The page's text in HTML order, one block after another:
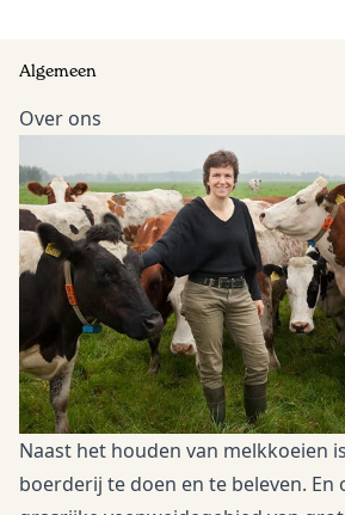
Algemeen
Over ons
Naast het houden van melkkoeien
boerderij te doen en te beleven. En